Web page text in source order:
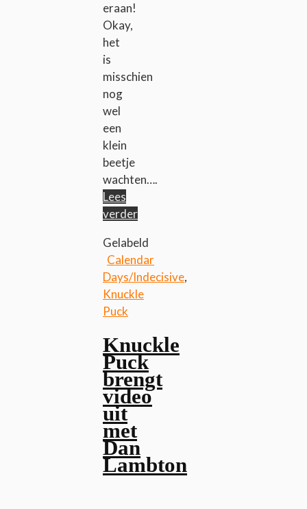
eraan!
Okay,
het
is
misschien
nog
wel
een
klein
beetje
wachten….
Lees
verder
Gelabeld
Calendar
Days/Indecisive,
Knuckle
Puck
Knuckle
Puck
brengt
video
uit
met
Dan
Lambton